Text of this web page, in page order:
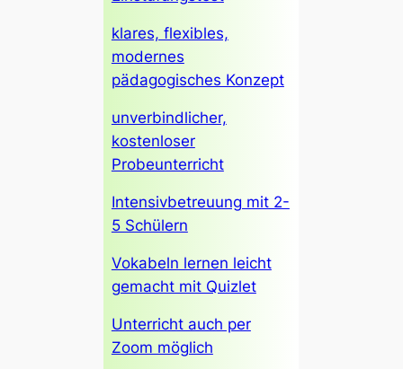
klares, flexibles,
modernes
pädagogisches Konzept
unverbindlicher,
kostenloser
Probeunterricht
Intensivbetreuung mit 2-
5 Schülern
Vokabeln lernen leicht
gemacht mit Quizlet
Unterricht auch per
Zoom möglich